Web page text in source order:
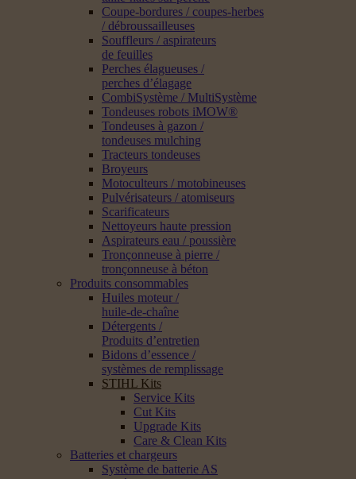
Coupe-bordures / coupes-herbes
/ débroussailleuses
Souffleurs / aspirateurs
de feuilles
Perches élagueuses /
perches d’élagage
CombiSystème / MultiSystème
Tondeuses robots iMOW®
Tondeuses à gazon /
tondeuses mulching
Tracteurs tondeuses
Broyeurs
Motoculteurs / motobineuses
Pulvérisateurs / atomiseurs
Scarificateurs
Nettoyeurs haute pression
Aspirateurs eau / poussière
Tronçonneuse à pierre /
tronçonneuse à béton
Produits consommables
Huiles moteur /
huile-de-chaîne
Détergents /
Produits d’entretien
Bidons d’essence /
systèmes de remplissage
STIHL Kits
Service Kits
Cut Kits
Upgrade Kits
Care & Clean Kits
Batteries et chargeurs
Système de batterie AS